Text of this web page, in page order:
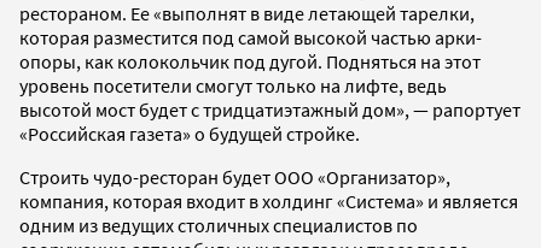
рестораном. Ее «выполнят в виде летающей тарелки,
которая разместится под самой высокой частью арки-
опоры, как колокольчик под дугой. Подняться на этот
уровень посетители смогут только на лифте, ведь
высотой мост будет с тридцатиэтажный дом», — рапортует
«Российская газета» о будущей стройке.
Строить чудо-ресторан будет ООО «Организатор»,
компания, которая входит в холдинг «Система» и является
одним из ведущих столичных специалистов по